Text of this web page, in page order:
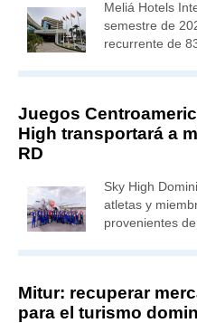
Meliá Hotels
semestre de
recurrente de
Juegos
High transportará a
RD
Sky High
atletas y
provenientes
Mitur: recuperar
para el turismo